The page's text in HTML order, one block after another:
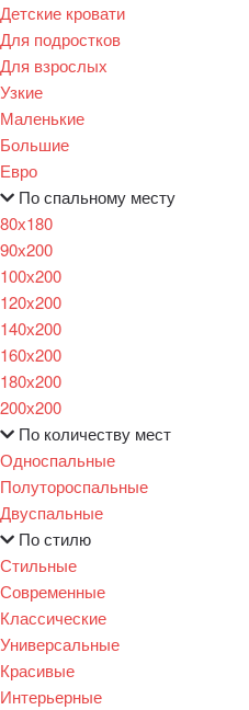
Детские кровати
Для подростков
Для взрослых
Узкие
Маленькие
Большие
Евро
По спальному месту
80х180
90х200
100х200
120x200
140х200
160х200
180х200
200х200
По количеству мест
Односпальные
Полутороспальные
Двуспальные
По стилю
Стильные
Современные
Классические
Универсальные
Красивые
Интерьерные